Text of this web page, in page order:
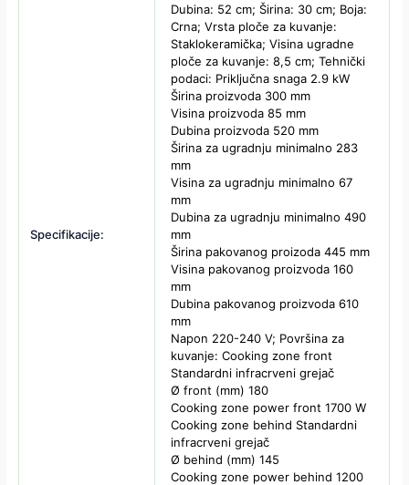
Specifikacije:
Dubina: 52 cm; Širina: 30 cm; Boja:
Crna; Vrsta ploče za kuvanje:
Staklokeramička; Visina ugradne
ploče za kuvanje: 8,5 cm; Tehnički
podaci: Priključna snaga 2.9 kW
Širina proizvoda 300 mm
Visina proizvoda 85 mm
Dubina proizvoda 520 mm
Širina za ugradnju minimalno 283
mm
Visina za ugradnju minimalno 67
mm
Dubina za ugradnju minimalno 490
mm
Širina pakovanog proizoda 445 mm
Visina pakovanog proizvoda 160
mm
Dubina pakovanog proizvoda 610
mm
Napon 220-240 V; Površina za
kuvanje: Cooking zone front
Standardni infracrveni grejač
Ø front (mm) 180
Cooking zone power front 1700 W
Cooking zone behind Standardni
infracrveni grejač
Ø behind (mm) 145
Cooking zone power behind 1200